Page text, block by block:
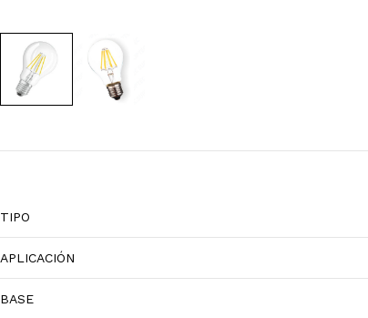
TIPO
APLICACIÓN
BASE